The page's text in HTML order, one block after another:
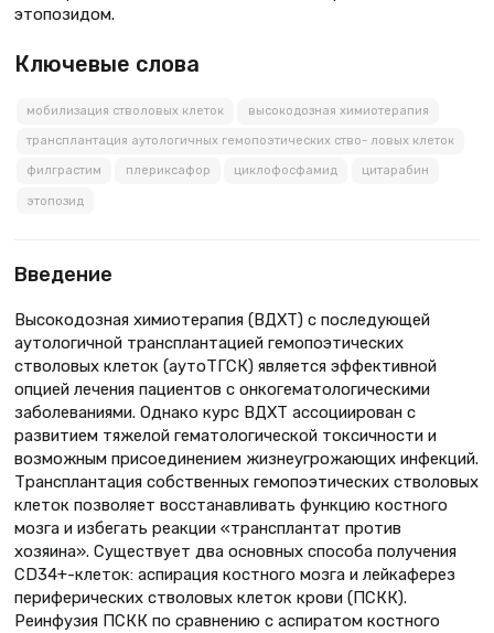
этопозидом.
Ключевые слова
мобилизация стволовых клеток высокодозная химиотерапия
трансплантация аутологичных гемопоэтических ство- ловых клеток
филграстим плериксафор циклофосфамид цитарабин
этопозид
Введение
Высокодозная химиотерапия (ВДХТ) с последующей
аутологичной трансплантацией гемопоэтических
стволовых клеток (аутоТГСК) является эффективной
опцией лечения пациентов с онкогематологическими
заболеваниями. Однако курс ВДХТ ассоциирован с
развитием тяжелой гематологической токсичности и
возможным присоединением жизнеугрожающих инфекций.
Трансплантация собственных гемопоэтических стволовых
клеток позволяет восстанавливать функцию костного
мозга и избегать реакции «трансплантат против
хозяина». Существует два основных способа получения
CD34+-клеток: аспирация костного мозга и лейкаферез
периферических стволовых клеток крови (ПСКК).
Реинфузия ПСКК по сравнению с аспиратом костного